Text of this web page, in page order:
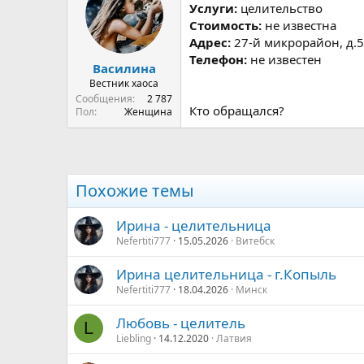
н
а
ч
а
л
а
Василина
Вестник хаоса
Сообщения
2 787
Пол
Женщина
Услуги: целительство
Стоимость: не известна
Адрес: 27-й микрорайон,
Телефон: не известен
Кто обращался?
Похожие темы
Ирина - целительница
Nefertiti777 15.05.2026 Витебск
Ирина целительница - г.Копыль
Nefertiti777 18.04.2026 Минск
L Любовь - целитель
Liebling 14.12.2020 Латвия